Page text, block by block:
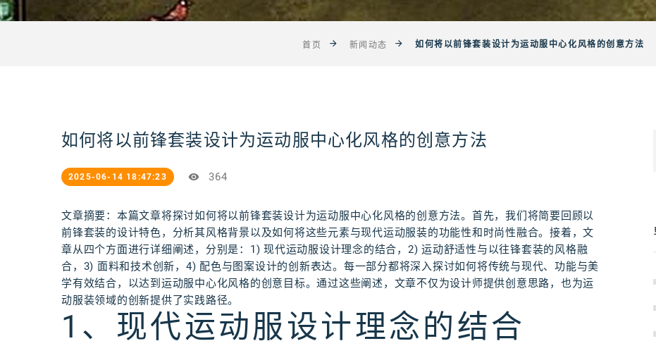
首页 新闻动态 如何将以前锋套装设计为运动服中心化风格的创意方法
如何将以前锋套装设计为运动服中心化风格的创意方法
2025-06-14 18:47:23 364
文章摘要：本篇文章将探讨如何将以前锋套装设计为运动服中心化风格的创意方法。首先，我们将简要回顾以
前锋套装的设计特色，分析其风格背景以及如何将这些元素与现代运动服装的功能性和时尚性融合。接着，文
章从四个方面进行详细阐述，分别是：1) 现代运动服设计理念的结合，2) 运动舒适性与以往锋套装的风格融
合，3) 面料和技术创新，4) 配色与图案设计的创新表达。每一部分都将深入探讨如何将传统与现代、功能与美
学有效结合，以达到运动服中心化风格的创意目标。通过这些阐述，文章不仅为设计师提供创意思路，也为运
动服装领域的创新提供了实践路径。
1、现代运动服设计理念的结合